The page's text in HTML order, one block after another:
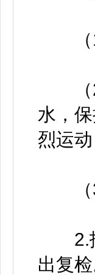
（1
（2
水，
烈运
（3
2.报
出复